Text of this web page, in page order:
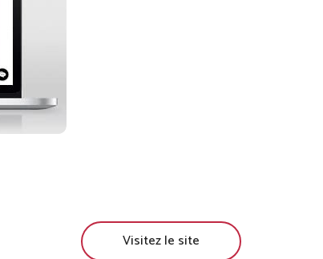
Visitez le site